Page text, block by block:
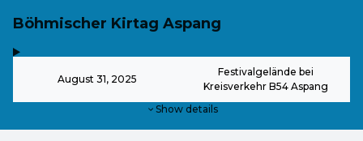
Böhmischer Kirtag Aspang
August 31, 2025
Festivalgelände bei
Kreisverkehr B54 Aspang
Show details